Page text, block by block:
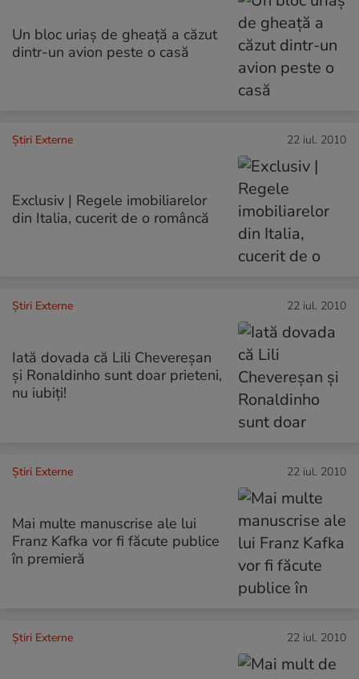
Un bloc uriaş de gheaţă a căzut
dintr-un avion peste o casă
Știri Externe 22 iul. 2010
Exclusiv | Regele imobiliarelor
din Italia, cucerit de o româncă
Știri Externe 22 iul. 2010
Iată dovada că Lili Chevereşan
şi Ronaldinho sunt doar prieteni,
nu iubiţi!
Știri Externe 22 iul. 2010
Mai multe manuscrise ale lui
Franz Kafka vor fi făcute publice
în premieră
Știri Externe 22 iul. 2010